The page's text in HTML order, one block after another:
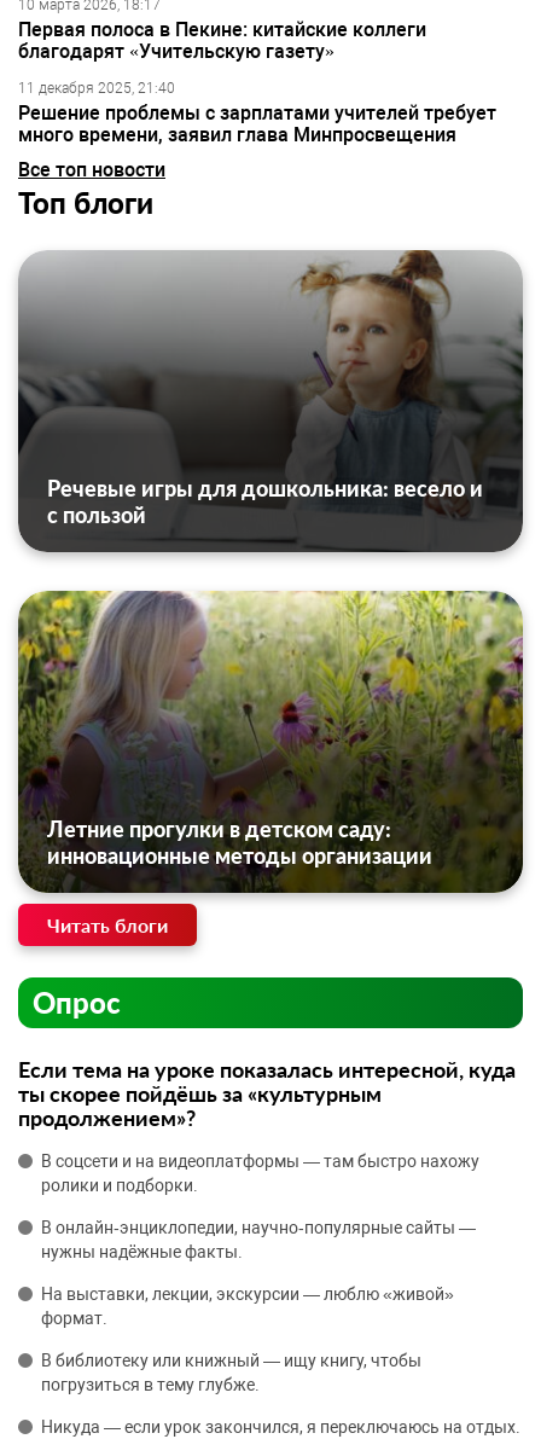
10 марта 2026, 18:17
Первая полоса в Пекине: китайские коллеги
благодарят «Учительскую газету»
11 декабря 2025, 21:40
Решение проблемы с зарплатами учителей требует
много времени, заявил глава Минпросвещения
Все топ новости
Топ блоги
Речевые игры для дошкольника: весело и
с пользой
Летние прогулки в детском саду:
инновационные методы организации
Читать блоги
Опрос
Если тема на уроке показалась интересной, куда
ты скорее пойдёшь за «культурным
продолжением»?
В соцсети и на видеоплатформы — там быстро нахожу
ролики и подборки.
В онлайн‑энциклопедии, научно‑популярные сайты —
нужны надёжные факты.
На выставки, лекции, экскурсии — люблю «живой»
формат.
В библиотеку или книжный — ищу книгу, чтобы
погрузиться в тему глубже.
Никуда — если урок закончился, я переключаюсь на отдых.